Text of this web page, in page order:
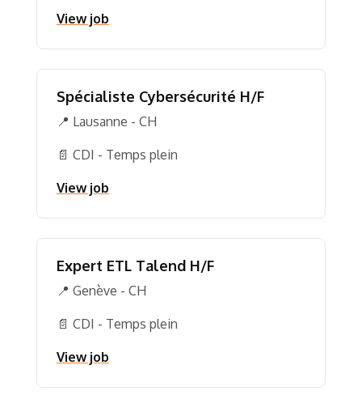
View job
Spécialiste Cybersécurité H/F
📍 Lausanne - CH
📄 CDI - Temps plein
View job
Expert ETL Talend H/F
📍 Genève - CH
📄 CDI - Temps plein
View job